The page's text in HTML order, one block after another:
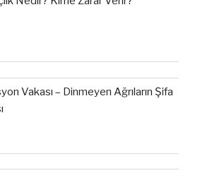
Vakası – Dinmeyen Ağrıların Şifa